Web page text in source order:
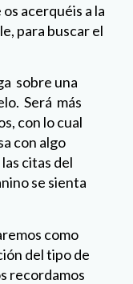
acerquéis a la
para buscar el
sobre una
Será más
con lo cual
con algo
citas del
se sienta
como
del tipo de
recordamos